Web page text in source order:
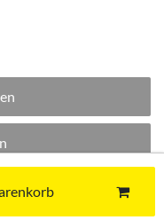
vorbehalten.
Excellent 5